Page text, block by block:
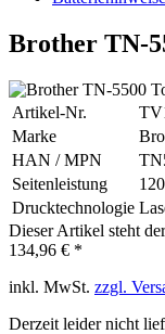
Brother TN-
Artikel-Nr.
Marke
HAN / MPN
Seitenleistung
Drucktechnologie
Dieser Artikel steht
134,96 € *
inkl. MwSt. zzgl.
Derzeit leider nicht